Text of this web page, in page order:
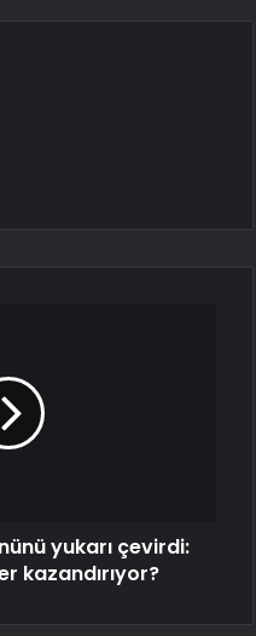
yukarı çevirdi:
kazandırıyor?